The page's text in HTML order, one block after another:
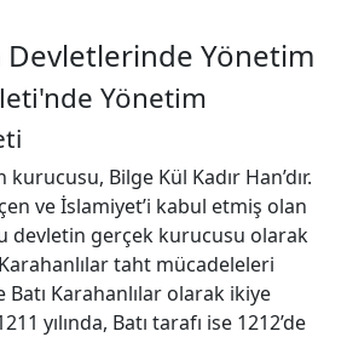
Devletlerinde Yönetim
Yönetim
kurucusu, Bilge Kül Kadır Han’dır.
ve İslamiyet’i kabul etmiş olan
devletin gerçek kurucusu olarak
taht mücadeleleri
Karahanlılar olarak ikiye
yılında, Batı tarafı ise 1212’de